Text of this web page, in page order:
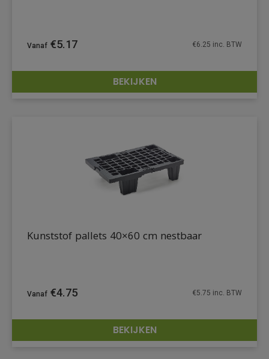
DETAILS
€5.17 €6.25 inc. BTW
BEKIJKEN
DETAILS
Kunststof pallets 40×60 cm nestbaar
€4.75 €5.75 inc. BTW
BEKIJKEN